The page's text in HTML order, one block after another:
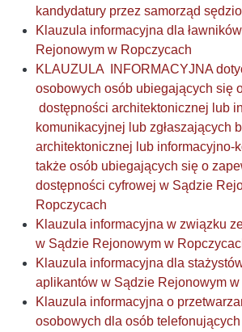
kandydatury przez samorząd
Klauzula informacyjna dla
Rejonowym w Ropczycach
KLAUZULA INFORMACYJNA
osobowych osób ubiegających się
dostępności architektonicznej lub
komunikacyjnej lub zgłaszających
architektonicznej lub informacyjno-
także osób ubiegających się o
dostępności cyfrowej w Sądzie
Ropczycach
Klauzula informacyjna w związku
w Sądzie Rejonowym w
Klauzula informacyjna dla
aplikantów w Sądzie Rejonowym
Klauzula informacyjna o
osobowych dla osób